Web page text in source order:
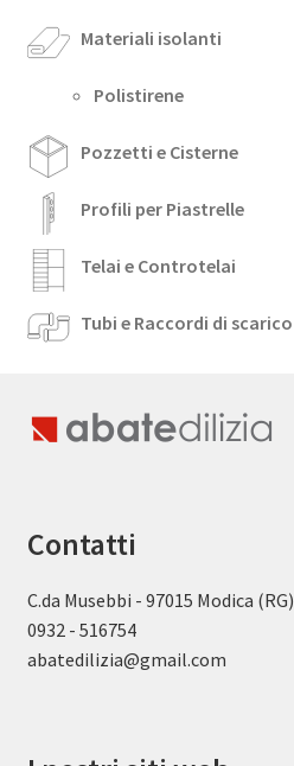
Materiali isolanti
Polistirene
Pozzetti e Cisterne
Profili per Piastrelle
Telai e Controtelai
Tubi e Raccordi di scarico
Contatti
C.da Musebbi - 97015 Modica (RG)
0932 - 516754
abatedilizia@gmail.com